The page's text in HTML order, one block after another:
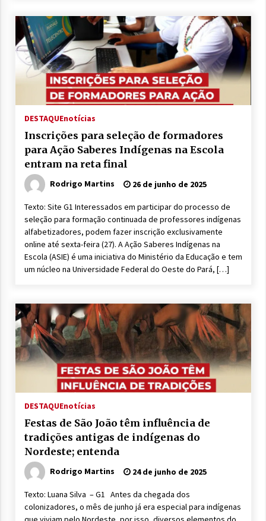
DESTAQUEnotícias
Inscrições para seleção de formadores
para Ação Saberes Indígenas na Escola
entram na reta final
Rodrigo Martins 26 de junho de 2025
Texto: Site G1 Interessados em participar do processo de
seleção para formação continuada de professores indígenas
alfabetizadores, podem fazer inscrição exclusivamente
online até sexta-feira (27). A Ação Saberes Indígenas na
Escola (ASIE) é uma iniciativa do Ministério da Educação e tem
um núcleo na Universidade Federal do Oeste do Pará, […]
DESTAQUEnotícias
Festas de São João têm influência de
tradições antigas de indígenas do
Nordeste; entenda
Rodrigo Martins 24 de junho de 2025
Texto: Luana Silva – G1 Antes da chegada dos
colonizadores, o mês de junho já era especial para indígenas